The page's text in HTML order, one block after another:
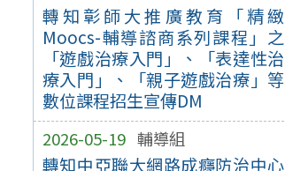
轉知彰師大推廣教育「精緻
Moocs-輔導諮商系列課程」之
「遊戲治療入門」、「表達性治
療入門」、「親子遊戲治療」等
數位課程招生宣傳DM
2026-05-19 輔導組
轉知中亞聯大網路成癮防治中心